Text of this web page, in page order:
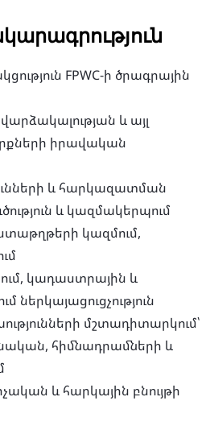
FPWC-ի ծրագրային
և այլ
իրավական
և հարկազատման
և կազմակերպում
կազմում,
կադաստրային և
ներկայացուցչություն
մշտադիտարկում՝
հիմնադրամների և
և հարկային բնույթի